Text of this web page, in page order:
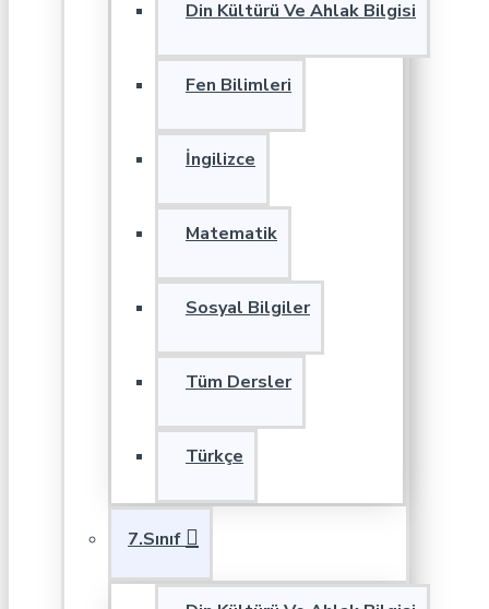
Din Kültürü Ve Ahlak Bilgisi
Fen Bilimleri
İngilizce
Matematik
Sosyal Bilgiler
Tüm Dersler
Türkçe
7.Sınıf